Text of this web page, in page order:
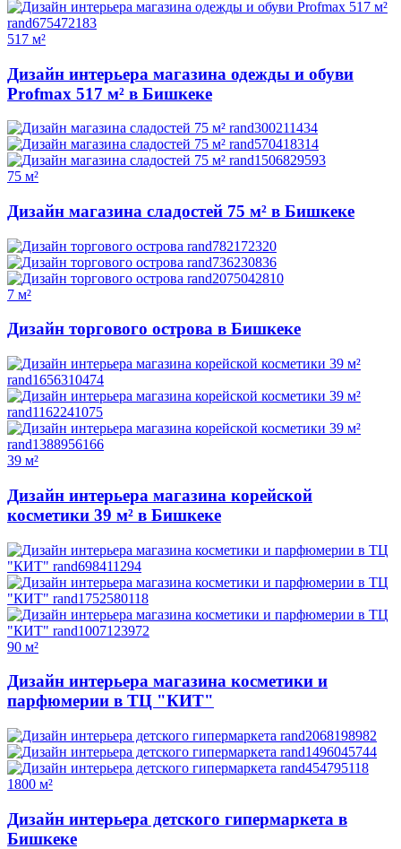
517 м²
Дизайн интерьера магазина одежды и обуви
Profmax 517 м² в Бишкеке
75 м²
Дизайн магазина сладостей 75 м² в Бишкеке
7 м²
Дизайн торгового острова в Бишкеке
39 м²
Дизайн интерьера магазина корейской
косметики 39 м² в Бишкеке
90 м²
Дизайн интерьера магазина косметики и
парфюмерии в ТЦ "КИТ"
1800 м²
Дизайн интерьера детского гипермаркета в
Бишкеке